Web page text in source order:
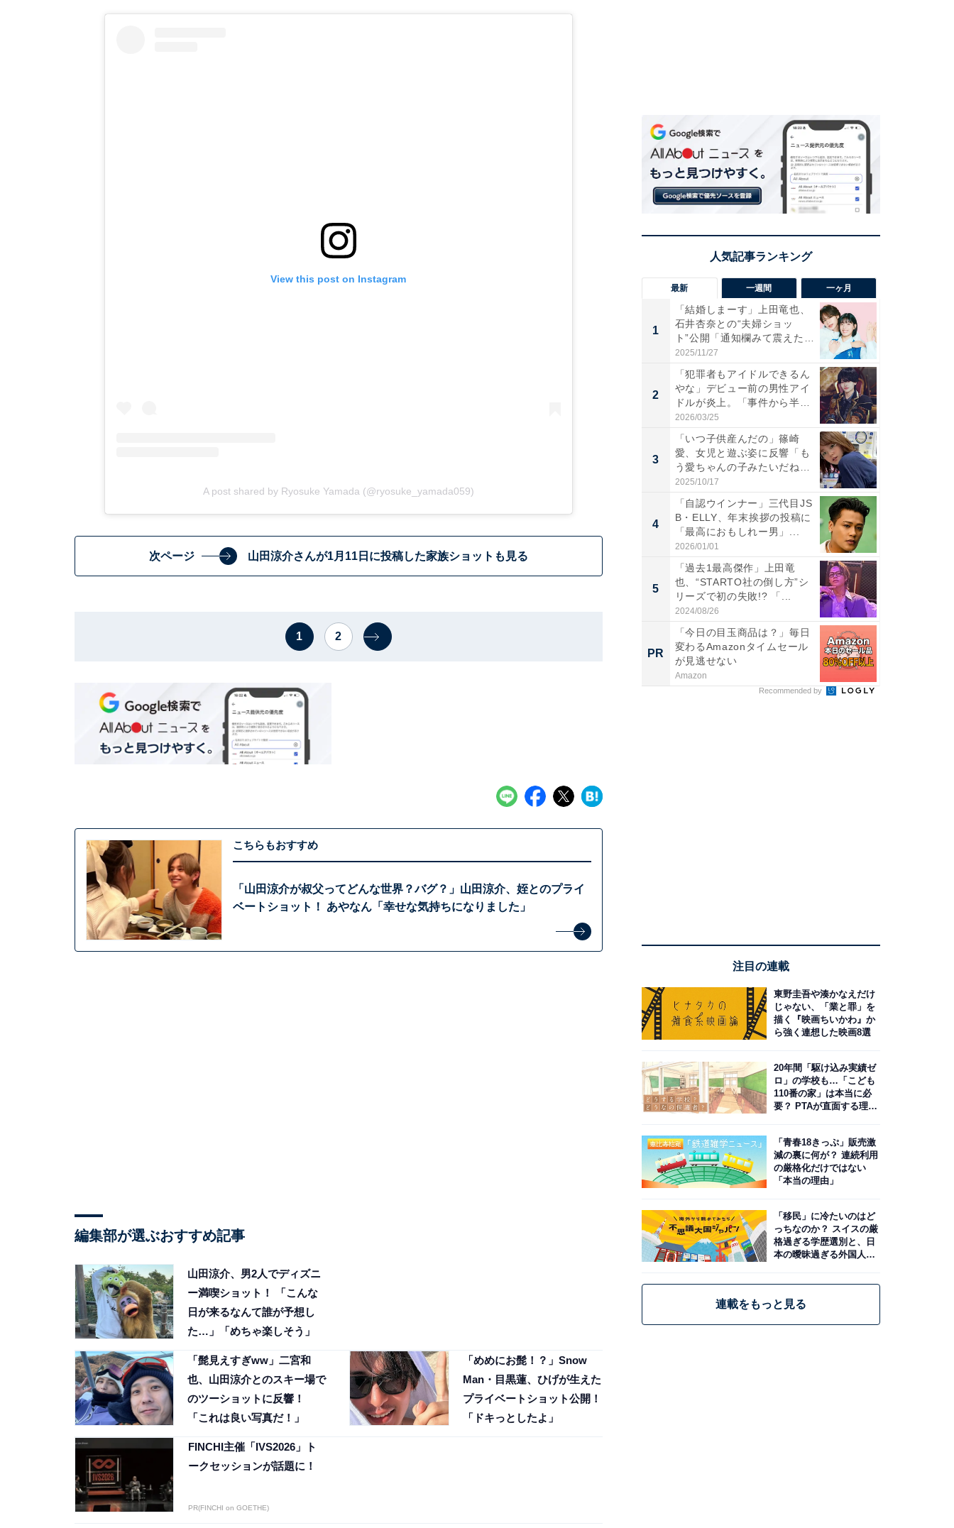
View this post on Instagram
A post shared by Ryosuke Yamada (@ryosuke_yamada059)
次ページ 山田涼介さんが1月11日に投稿した家族ショットも見る
1 2
こちらもおすすめ
「山田涼介が叔父ってどんな世界？バグ？」山田涼介、姪とのプライ
ベートショット！ あやなん「幸せな気持ちになりました」
編集部が選ぶおすすめ記事
山田涼介、男2人でディズニ
ー満喫ショット！ 「こんな
日が来るなんて誰が予想し
た…」「めちゃ楽しそう」
「髭見えすぎww」二宮和
也、山田涼介とのスキー場で
のツーショットに反響！
「これは良い写真だ！」
「めめにお髭！？」Snow
Man・目黒蓮、ひげが生えた
プライベートショット公開！
「ドキっとしたよ」
FINCHI主催「IVS2026」ト
ークセッションが話題に！
PR(FINCHI on GOETHE)
最新 一週間 一ヶ月
1
「結婚しまーす」上田竜也、
石井杏奈との“夫婦ショッ
ト”公開「通知欄みて震えた」
「...
2025/11/27
2
「犯罪者もアイドルできるん
やな」デビュー前の男性アイ
ドルが炎上。「事件から半年
も...
2026/03/25
3
「いつ子供産んだの」篠崎
愛、女児と遊ぶ姿に反響「も
う愛ちゃんの子みたいだね」
「完...
2025/10/17
4
「自認ウインナー」三代目JS
B・ELLY、年末挨拶の投稿に
「最高におもしれー男」...
2026/01/01
5
「過去1最高傑作」上田竜
也、“STARTO社の倒し方”シ
リーズで初の失敗!? 「...
2024/08/26
PR
「今日の目玉商品は？」毎日
変わるAmazonタイムセール
が見逃せない
Amazon
Recommended by
注目の連載
東野圭吾や湊かなえだけ
じゃない、「業と罪」を
描く『映画ちいかわ』か
ら強く連想した映画8選
20年間「駆け込み実績ゼ
ロ」の学校も…「こども
110番の家」は本当に必
要？ PTAが直面する理想
「青春18きっぷ」販売激
減の裏に何が？ 連続利用
の厳格化だけではない
「本当の理由」
「移民」に冷たいのはど
っちなのか？ スイスの厳
格過ぎる学歴選別と、日
本の曖昧過ぎる外国人政
連載をもっと見る